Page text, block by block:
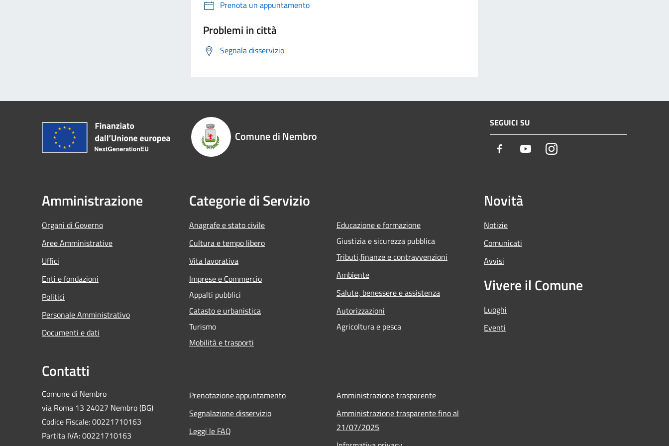
Prenota un appuntamento
Problemi in città
Segnala disservizio
Comune di Nembro
SEGUICI SU
Facebook YoutubeInstagram
Amministrazione
Organi di Governo
Aree Amministrative
Uffici
Enti e fondazioni
Politici
Personale Amministrativo
Documenti e dati
Categorie di Servizio
Anagrafe e stato civile
Cultura e tempo libero
Vita lavorativa
Imprese e Commercio
Appalti pubblici
Catasto e urbanistica
Turismo
Mobilità e trasporti
Educazione e formazione
Giustizia e sicurezza pubblica
Tributi,finanze e contravvenzioni
Ambiente
Salute, benessere e assistenza
Autorizzazioni
Agricoltura e pesca
Novità
Notizie
Comunicati
Avvisi
Vivere il Comune
Luoghi
Eventi
Contatti
Comune di Nembro
via Roma 13 24027 Nembro (BG)
Codice Fiscale: 00221710163
Partita IVA: 00221710163
Prenotazione appuntamento
Segnalazione disservizio
Leggi le FAQ
Amministrazione trasparente
Amministrazione trasparente fino al
21/07/2025